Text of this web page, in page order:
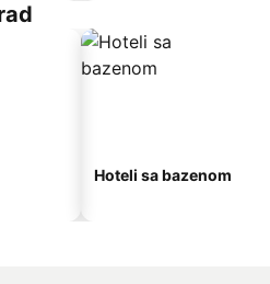
Hoteli sa bazenom